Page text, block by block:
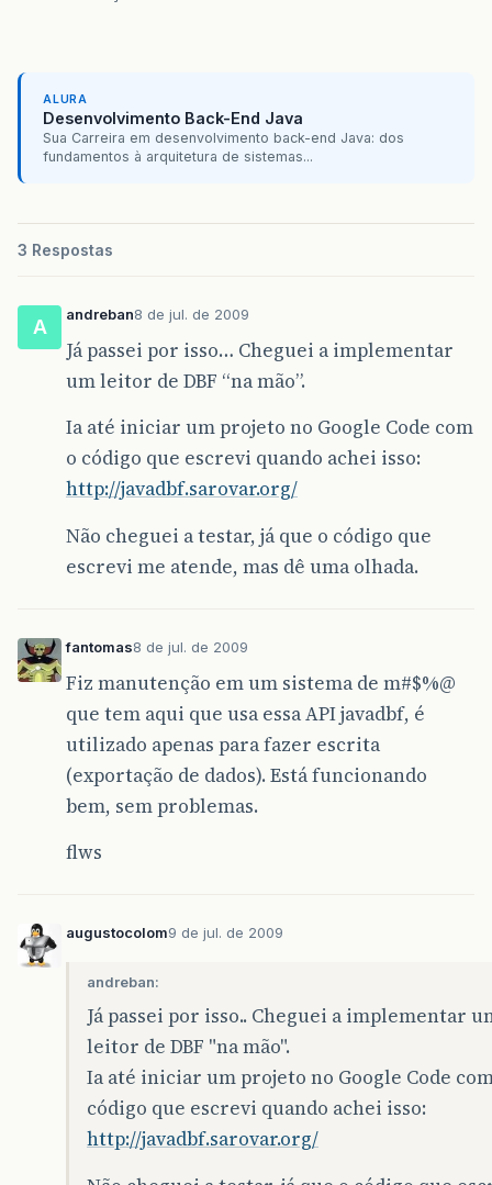
ALURA
Desenvolvimento Back-End Java
Sua Carreira em desenvolvimento back-end Java: dos
fundamentos à arquitetura de sistemas...
3 Respostas
A
andreban8 de jul. de 2009
Já passei por isso… Cheguei a implementar
um leitor de DBF “na mão”.
Ia até iniciar um projeto no Google Code com
o código que escrevi quando achei isso:
http://javadbf.sarovar.org/
Não cheguei a testar, já que o código que
escrevi me atende, mas dê uma olhada.
fantomas8 de jul. de 2009
Fiz manutenção em um sistema de m#$%@
que tem aqui que usa essa API javadbf, é
utilizado apenas para fazer escrita
(exportação de dados). Está funcionando
bem, sem problemas.
flws
augustocolom9 de jul. de 2009
andreban:
Já passei por isso.. Cheguei a implementar
leitor de DBF "na mão".
Ia até iniciar um projeto no Google Code
código que escrevi quando achei isso:
http://javadbf.sarovar.org/